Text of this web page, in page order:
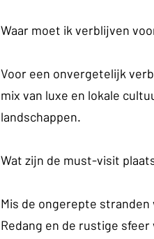
Waar moet ik verblijven
Voor een onvergetelijk
mix van luxe en lokale
landschappen.
Wat zijn de must-visit
Mis de ongerepte
Redang en de rustige sfeer